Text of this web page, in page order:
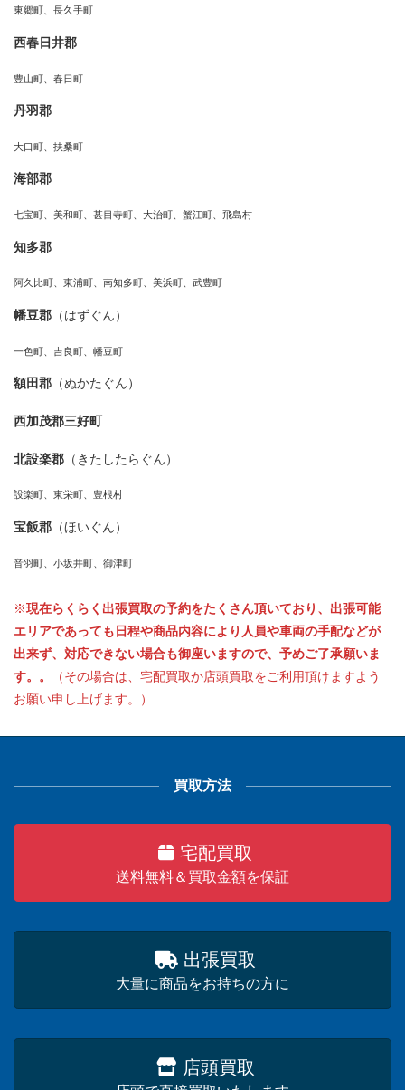
東郷町、長久手町
西春日井郡
豊山町、春日町
丹羽郡
大口町、扶桑町
海部郡
七宝町、美和町、甚目寺町、大治町、蟹江町、飛島村
知多郡
阿久比町、東浦町、南知多町、美浜町、武豊町
幡豆郡 （はずぐん）
一色町、吉良町、幡豆町
額田郡 （ぬかたぐん）
西加茂郡三好町
北設楽郡 （きたしたらぐん）
設楽町、東栄町、豊根村
宝飯郡 （ほいぐん）
音羽町、小坂井町、御津町
※現在らくらく出張買取の予約をたくさん頂いており、出張可能
エリアであっても日程や商品内容により人員や車両の手配などが
出来ず、対応できない場合も御座いますので、予めご了承願いま
す。。
（その場合は、宅配買取か店頭買取をご利用頂けますよう
お願い申し上げます。）
買取方法
宅配買取
送料無料＆買取金額を保証
出張買取
大量に商品をお持ちの方に
店頭買取